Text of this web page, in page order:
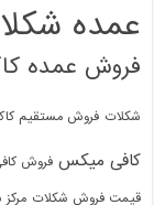
عمده
فروش عمده
شکلات فروش مستقیم
کافی میکس فروش
قیمت فروش شکلات